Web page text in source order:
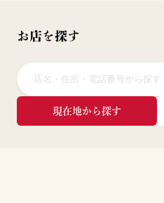
お店を探す
現在地から探す